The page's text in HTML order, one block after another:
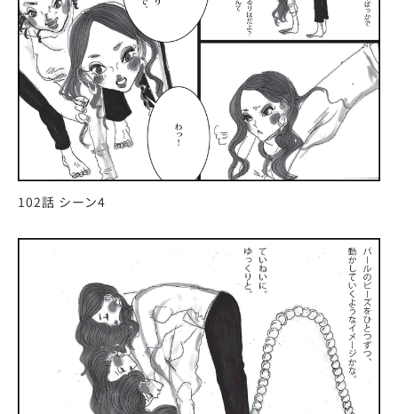
102話 シーン4